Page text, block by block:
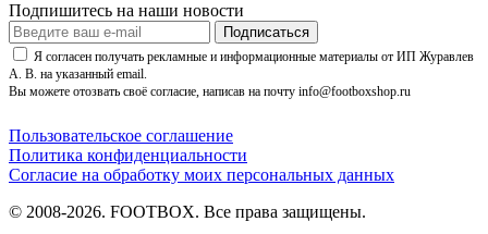
Подпишитесь на наши новости
Подписаться
Я согласен получать рекламные и информационные материалы от ИП Журавлев
А. В. на указанный email.
Вы можете отозвать своё согласие, написав на почту info@footboxshop.ru
Пользовательское соглашение
Политика конфиденциальности
Согласие на обработку моих персональных данных
© 2008-2026. FOOTBOX. Все права защищены.